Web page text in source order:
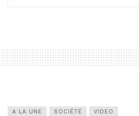
A LA UNE SOCIÉTÉ VIDEO